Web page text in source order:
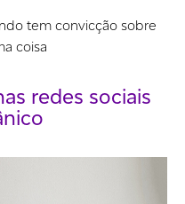
tem convicção sobre
coisa
redes sociais